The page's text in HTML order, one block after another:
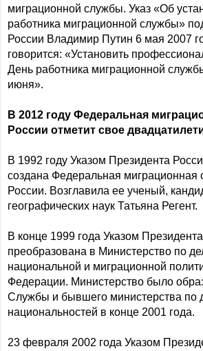
миграционной службы. Указ «Об
работника миграционной службы»
России Владимир Путин 6 мая 2007
говорится: «Установить
День работника миграционной
июня».
В 2012 году Федеральная
России отметит свое
В 1992 году Указом Президента
создана Федеральная
России. Возглавила ее ученый,
географических наук Татьяна Регент.
В конце 1999 года Указом
преобразована в Министерство по
национальной и миграционной
Федерации. Министерство было
Службы и бывшего министерства по
национальностей в конце 2001 года.
23 февраля 2002 года Указом